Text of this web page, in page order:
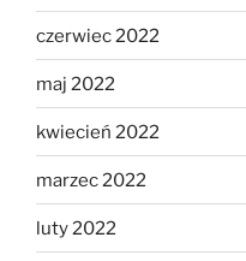
czerwiec 2022
maj 2022
kwiecień 2022
marzec 2022
luty 2022